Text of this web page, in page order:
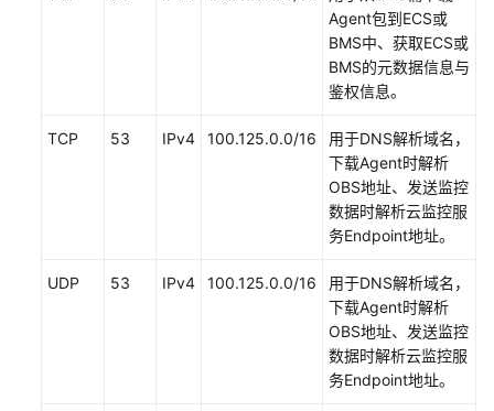
级
白
Agent包到ECS或
BMS中、获取ECS或
BMS的元数据信息与
鉴权信息。
TCP 53 IPv4 100.125.0.0/16
用于DNS解析域名，
下载Agent时解析
OBS地址、发送监控
数据时解析云监控服
务Endpoint地址。
UDP 53 IPv4 100.125.0.0/16
用于DNS解析域名，
下载Agent时解析
OBS地址、发送监控
数据时解析云监控服
务Endpoint地址。